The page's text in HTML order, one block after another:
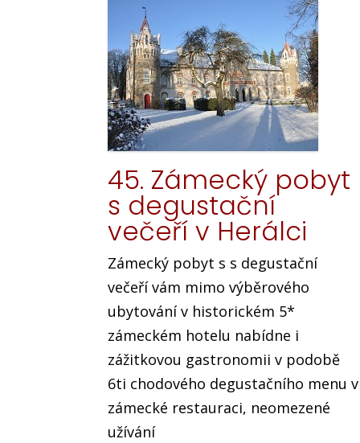
45. Zámecký pobyt
s degustační
večeří v Herálci
Zámecký pobyt s s degustační
večeří vám mimo výběrového
ubytování v historickém 5*
zámeckém hotelu nabídne i
zážitkovou gastronomii v podobě
6ti chodového degustačního menu v
zámecké restauraci, neomezené
užívání